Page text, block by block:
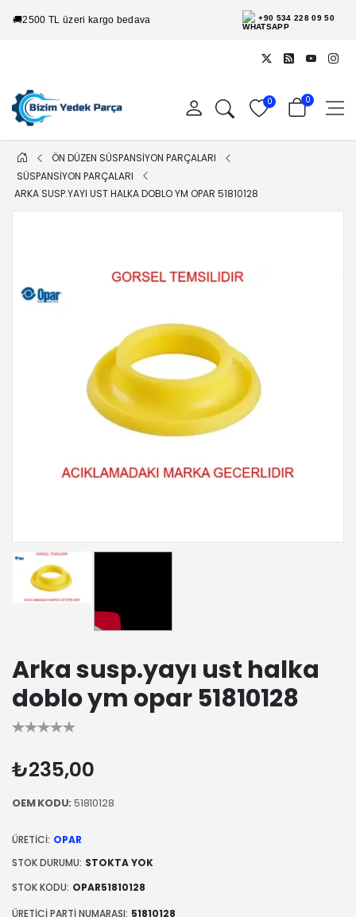
🚚2500 TL üzeri kargo bedava +90 534 228 09 50
0 0
ÖN DÜZEN SÜSPANSİYON PARÇALARI
SÜSPANSİYON PARÇALARI
ARKA SUSP.YAYI UST HALKA DOBLO YM OPAR 51810128
Arka susp.yayı ust halka
doblo ym opar 51810128
₺235,00
OEM KODU:51810128
ÜRETICI: OPAR
STOK DURUMU: STOKTA YOK
STOK KODU: OPAR51810128
ÜRETICI PARTI NUMARASI: 51810128